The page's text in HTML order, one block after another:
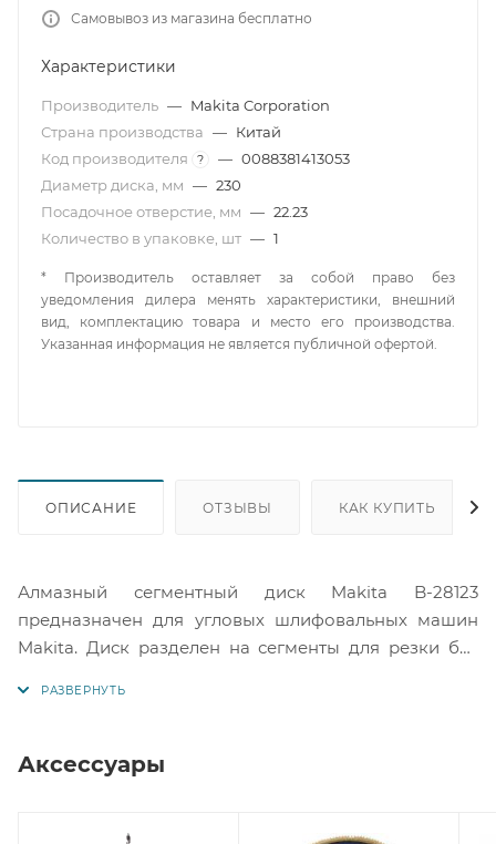
Самовывоз из магазина бесплатно
Характеристики
Производитель — Makita Corporation
Страна производства — Китай
Код производителя
? — 0088381413053
Диаметр диска, мм — 230
Посадочное отверстие, мм — 22.23
Количество в упаковке, шт — 1
* Производитель оставляет за собой право без
уведомления дилера менять характеристики, внешний
вид, комплектацию товара и место его производства.
Указанная информация не является публичной офертой.
ОПИСАНИЕ ОТЗЫВЫ КАК КУПИТЬ
Алмазный сегментный диск Makita B-28123
предназначен для угловых шлифовальных машин
Makita. Диск разделен на сегменты для резки без
оборотов 6650 об/мин.
Аксессуары